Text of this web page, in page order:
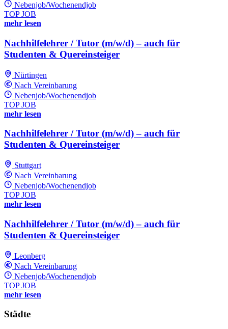
Nebenjob/Wochenendjob
TOP JOB
mehr lesen
Nachhilfelehrer / Tutor (m/w/d) – auch für
Studenten & Quereinsteiger
Nürtingen
Nach Vereinbarung
Nebenjob/Wochenendjob
TOP JOB
mehr lesen
Nachhilfelehrer / Tutor (m/w/d) – auch für
Studenten & Quereinsteiger
Stuttgart
Nach Vereinbarung
Nebenjob/Wochenendjob
TOP JOB
mehr lesen
Nachhilfelehrer / Tutor (m/w/d) – auch für
Studenten & Quereinsteiger
Leonberg
Nach Vereinbarung
Nebenjob/Wochenendjob
TOP JOB
mehr lesen
Städte